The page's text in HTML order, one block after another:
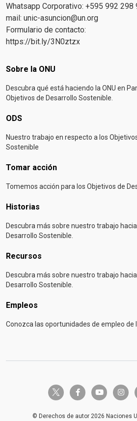
Whatsapp Corporativo: +595 992 298
mail: unic-asuncion@un.org
Formulario de contacto:
https://bit.ly/3N0ztzx
Footer menu
Sobre la ONU
Descubra qué está haciendo la ONU en
Objetivos de Desarrollo Sostenible.
ODS
Nuestro trabajo en respecto a los
Sostenible
Tomar acción
Tomemos acción para los Objetivos de
Historias
Descubra más sobre nuestro trabajo
Desarrollo Sostenible.
Recursos
Descubra más sobre nuestro trabajo
Desarrollo Sostenible.
Empleos
Conozca las oportunidades de empleo de
twitter-x facebook-fyoutube
© Derechos de autor 2026 Naciones